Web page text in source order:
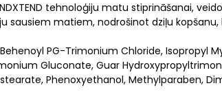
tehnoloģiju matu stiprināšanai,
sausiem matiem, nodrošinot dziļu
PG-Trimonium Chloride,
Gluconate, Guar
Phenoxyethanol, Methylparaben,